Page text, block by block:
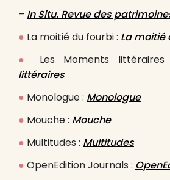
– In Situ. Revue des
● La moitié du fourbi : La moitié
●
Les Moments
littéraires
● Monologue : Monologue
● Mouche : Mouche
● Multitudes : Multitudes
● OpenEdition Journals :